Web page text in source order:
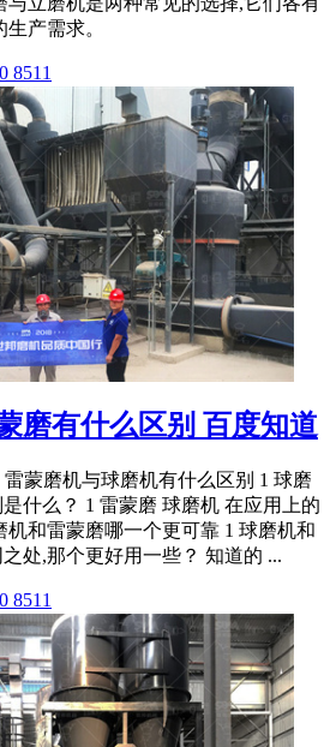
产需求。
8511
磨有什么区别 百度知道
蒙磨机与球磨机有什么区别 1 球磨
什么？ 1 雷蒙磨 球磨机 在应用上的
机和雷蒙磨哪一个更可靠 1 球磨机和
处,那个更好用一些？ 知道的 ...
8511